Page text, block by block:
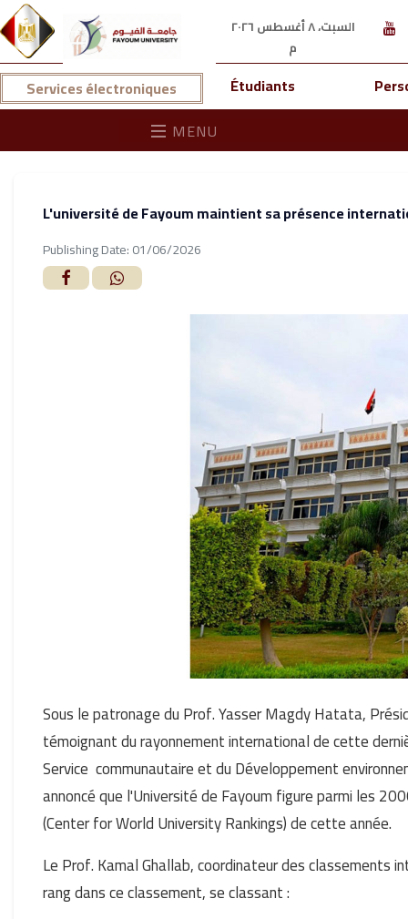
السبت، ٨ أغسطس ٢٠٢٦
م
Services électroniques Étudiants
MENU
L'université de Fayoum maintient sa présence
Publishing Date: 01/06/2026
Sous le patronage du Prof. Yasser Magdy Hatata,
témoignant du rayonnement international de cette
Service communautaire et du Développement
annoncé que l'Université de Fayoum figure parmi les
(Center for World University Rankings) de cette année.
Le Prof. Kamal Ghallab, coordinateur des classements
rang dans ce classement, se classant :